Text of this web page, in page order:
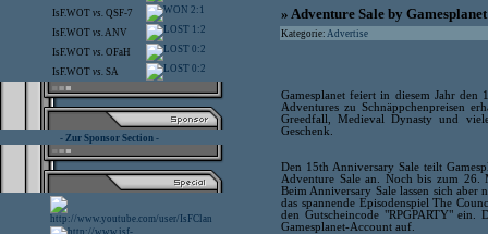
IsF.WOT vs. QSF-7 2:1
IsF.WOT vs.ANV 1:2
IsF.WOT vs. OFaH 0:2
IsF.WOT vs. SA 0:2
- Zur Sponsor Section -
» Adventure Sale by Gamesplanet
Kategorie: Advertise
Gamesplanet feiert in diesem Jahr den
Adventures zu Schnäppchenpreisen
Greedfall, Medieval Dynasty und
Geschenk.
Den 15th Anniversary Sale teilt
Adventure Sale an. Noch bis zum 26.
Beim Anniversary Sale lassen sich
das spannende Episodenspiel The
den Gutscheincode "RPGPARTY"
Gamesplanet-Account auf.